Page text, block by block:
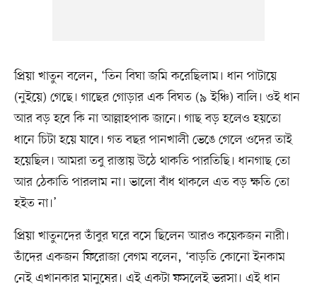
প্রিয়া খাতুন বলেন, ‘তিন বিঘা জমি করেছিলাম। ধান পাটায়ে
(নুইয়ে) গেছে। গাছের গোড়ার এক বিঘত (৯ ইঞ্চি) বালি। ওই ধান
আর বড় হবে কি না আল্লাহপাক জানে। গাছ বড় হলেও হয়তো
ধানে চিটা হয়ে যাবে। গত বছর পানখালী ভেঙে গেলে ওদের তাই
হয়েছিল। আমরা তবু রাস্তায় উঠে থাকতি পারতিছি। ধানগাছ তো
আর ঠেকাতি পারলাম না। ভালো বাঁধ থাকলে এত বড় ক্ষতি তো
হইত না।’
প্রিয়া খাতুনদের তাঁবুর ঘরে বসে ছিলেন আরও কয়েকজন নারী।
তাঁদের একজন ফিরোজা বেগম বলেন, ‘বাড়তি কোনো ইনকাম
নেই এখানকার মানুষের। এই একটা ফসলেই ভরসা। এই ধান